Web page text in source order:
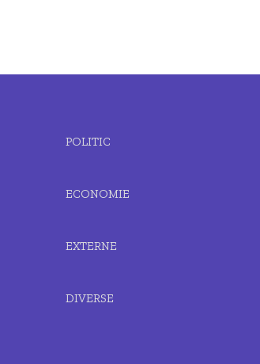
POLITIC
ECONOMIE
EXTERNE
DIVERSE